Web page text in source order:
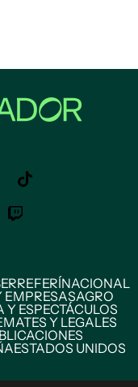
REFERÍNACIONAL
EMPRESASAGRO
Y ESPECTÁCULOS
Y LEGALES
ESTADOS UNIDOS